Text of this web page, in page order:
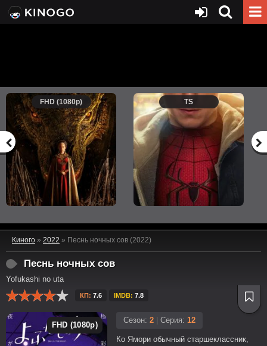
FHD (1080p) TS
Киного » 2022 » Песнь ночных сов (2022)
Песнь ночных сов
Yofukashi no uta
КП: 7.6 IMDB: 7.8
FHD (1080p)
Сезон: 2 Серия: 12
Ко Ямори обычный старшеклассник,